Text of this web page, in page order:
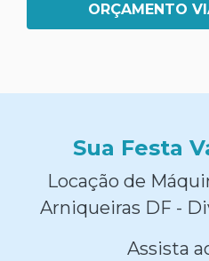
ORÇAMENTO
Sua Festa
Locação de
Arniqueiras DF -
Assista